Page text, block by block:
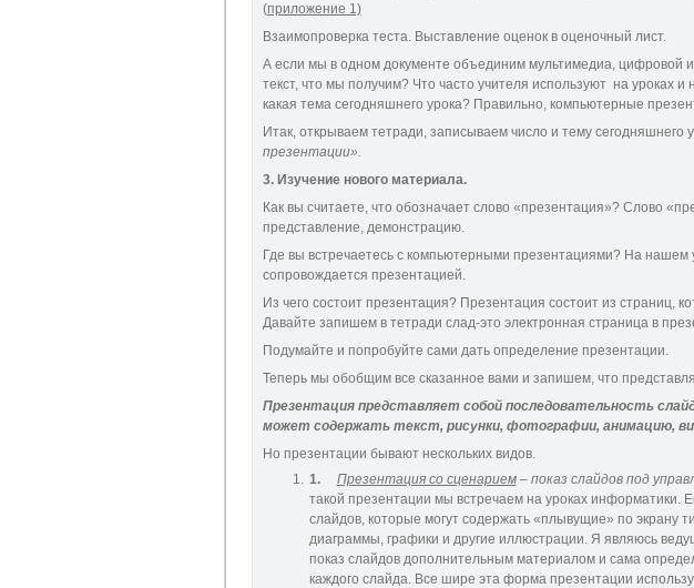
(приложение 1)
Взаимопроверка теста. Выставление оценок в оценочный лист.
А если мы в одном документе объединим мультимедиа, цифровой и
текст, что мы получим? Что часто учителя используют на уроках
какая тема сегодняшнего урока? Правильно, компьютерные
Итак, открываем тетради, записываем число и тему сегодняшнего
презентации».
3. Изучение нового материала.
Как вы считаете, что обозначает слово «презентация»? Слово
представление, демонстрацию.
Где вы встречаетесь с компьютерными презентациями? На нашем
сопровождается презентацией.
Из чего состоит презентация? Презентация состоит из страниц,
Давайте запишем в тетради слад-это электронная страница в
Подумайте и попробуйте сами дать определение презентации.
Теперь мы обобщим все сказанное вами и запишем, что
Презентация представляет собой последовательность
может содержать текст, рисунки, фотографии, анимацию,
Но презентации бывают нескольких видов.
1. Презентация со сценарием– показ слайдов под
такой презентации мы встречаем на уроках информатики.
слайдов, которые могут содержать «плывущие» по экрану
диаграммы, графики и другие иллюстрации. Я являюсь
показ слайдов дополнительным материалом и сама
каждого слайда. Все шире эта форма презентации